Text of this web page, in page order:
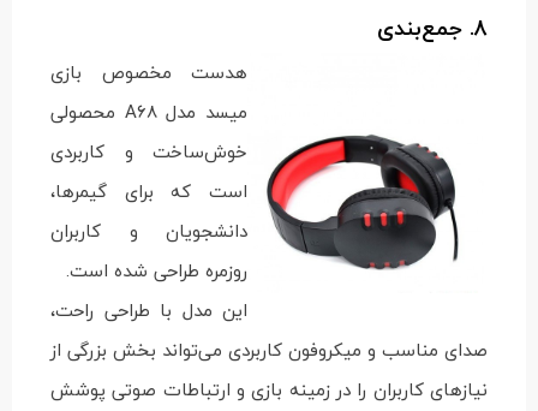
8. جمع‌بندی
هدست مخصوص بازی
میسد مدل A68 محصولی
خوش‌ساخت و کاربردی
است که برای گیمرها،
دانشجویان و کاربران
روزمره طراحی شده است.
این مدل با طراحی راحت،
صدای مناسب و میکروفون کاربردی می‌تواند بخش بزرگی از
نیازهای کاربران را در زمینه بازی و ارتباطات صوتی پوشش